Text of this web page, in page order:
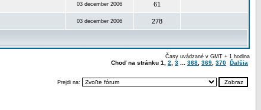
03 december 2006 61
03 december 2006 278
Časy uvádzané v GMT + 1 hodina
Choď na stránku 1 2 3 368 369 370 Ďalšia
Prejdi na: